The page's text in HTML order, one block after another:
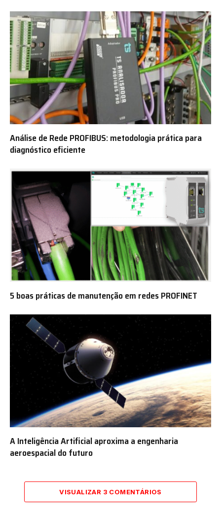
Análise de Rede PROFIBUS: metodologia prática para
diagnóstico eficiente
5 boas práticas de manutenção em redes PROFINET
A Inteligência Artificial aproxima a engenharia
aeroespacial do futuro
VISUALIZAR 3 COMENTÁRIOS